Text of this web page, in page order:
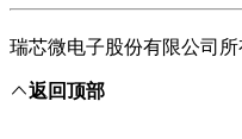
瑞芯微电子股份有限公
返回顶部